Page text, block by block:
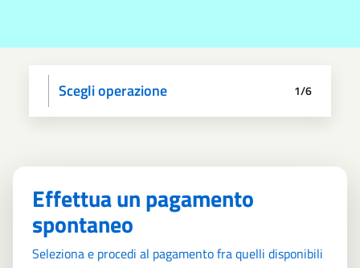
Scegli operazione
Informativa privacy
Scegli il pagamento
Dati anagrafici
Paga
Riepilogo 1/6
Effettua un pagamento
spontaneo
Seleziona e procedi al pagamento fra quelli disponibili